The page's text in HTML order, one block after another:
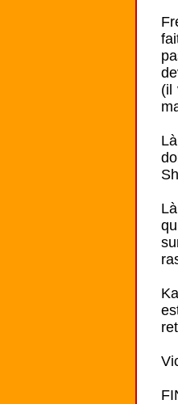
(il